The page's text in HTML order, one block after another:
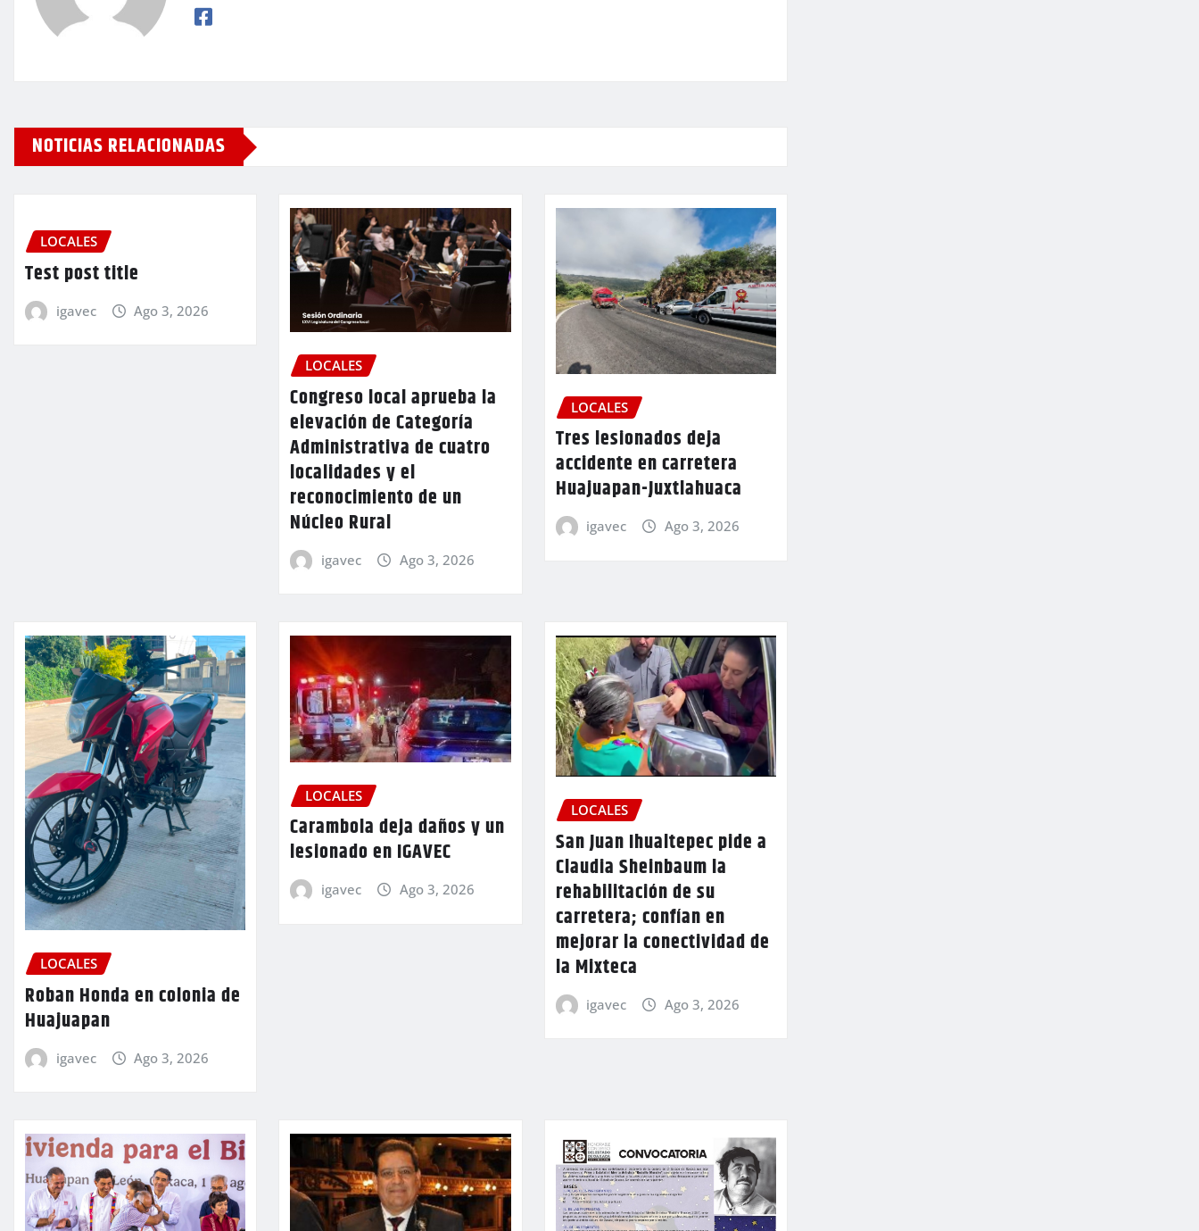
NOTICIAS RELACIONADAS
LOCALES
Test post title
igavec Ago 3, 2026
LOCALES
Congreso local aprueba la
elevación de Categoría
Administrativa de cuatro
localidades y el
reconocimiento de un
Núcleo Rural
igavec Ago 3, 2026
LOCALES
Tres lesionados deja
accidente en carretera
Huajuapan-Juxtlahuaca
igavec Ago 3, 2026
LOCALES
Roban Honda en colonia de
Huajuapan
igavec Ago 3, 2026
LOCALES
Carambola deja daños y un
lesionado en IGAVEC
igavec Ago 3, 2026
LOCALES
San Juan Ihualtepec pide a
Claudia Sheinbaum la
rehabilitación de su
carretera; confían en
mejorar la conectividad de
la Mixteca
igavec Ago 3, 2026